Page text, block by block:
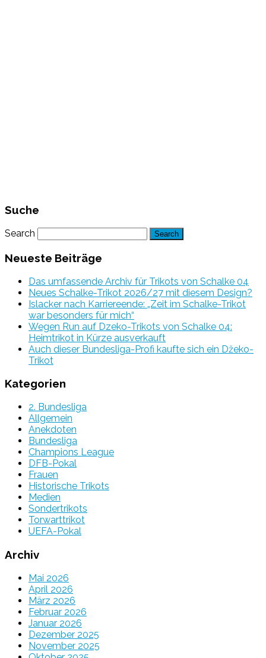
Suche
Search
Neueste Beiträge
Das umfassende Archiv für Trikots von Schalke 04
Neues Schalke-Trikot 2026/27 mit diesem Design?
Islacker nach Karriereende: „Zeit im Schalke-Trikot
war besonders für mich“
Wegen Run auf Dzeko-Trikots von Schalke 04:
Heimtrikot in Kürze ausverkauft
Auch dieser Bundesliga-Profi kaufte sich ein Džeko-
Trikot
Kategorien
2. Bundesliga
Allgemein
Anekdoten
Bundesliga
Champions League
DFB-Pokal
Frauen
Historische Trikots
Medien
Sondertrikots
Torwarttrikot
UEFA-Pokal
Archiv
Mai 2026
April 2026
März 2026
Februar 2026
Januar 2026
Dezember 2025
November 2025